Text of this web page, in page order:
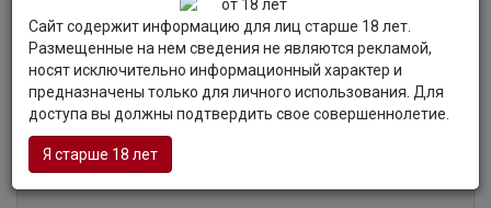
служит отражателем, усиливающим солнечные лучи.
Взаимодействие почвы, близость Мозеля и мягкий
микроклимат вносят свою лепту в производство
чрезвычайно фруктовых Рислингов.
Органолептические характеристики:
Сайт содержит информацию для лиц старше 18 лет.
Размещенные на нем сведения не являются рекламой,
носят исключительно информационный характер и
предназначены только для личного использования. Для
доступа вы должны подтвердить свое совершеннолетие.
Я старше 18 лет